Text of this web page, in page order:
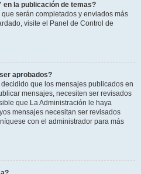
la publicación de temas?
serán completados y enviados más
visite el Panel de Control de
aprobados?
que los mensajes publicados en
mensajes, necesiten ser revisados
que La Administración le haya
mensajes necesitan ser revisados
con el administrador para más